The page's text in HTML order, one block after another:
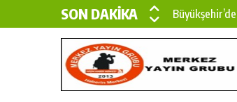
SON DAKİKA
Çin’den